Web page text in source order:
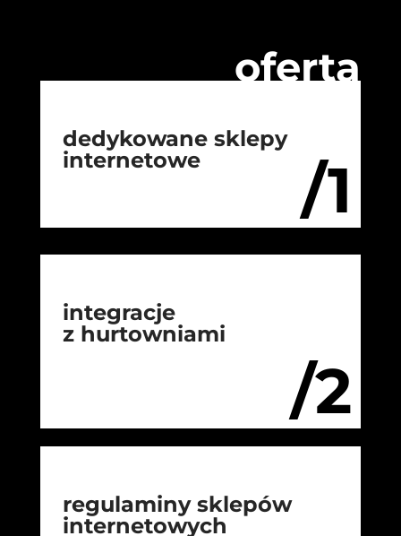
oferta
/1
dedykowane sklepy
internetowe
/2
integracje
z hurtowniami
regulaminy sklepów
internetowych